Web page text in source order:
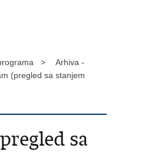
>
Arhiva -
(pregled sa stanjem
sa